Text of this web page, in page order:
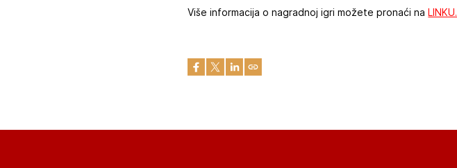
Više informacija o nagradnoj igri možete pronaći naLINKU.